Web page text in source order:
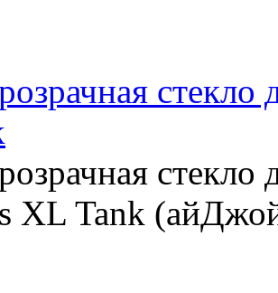
стекло
XL Tank